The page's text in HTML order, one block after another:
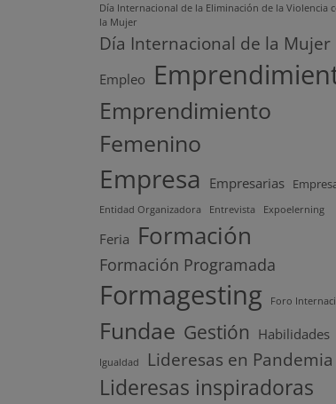
Día Internacional de la Eliminación de la Violencia
la Mujer
Día Internacional de la Mujer
Empleo
Emprendimiento
Femenino
Empresa Empresarias
Entidad Organizadora Entrevista Expoelerning
Feria Formación
Formación Programada
Formagesting Foro
Fundae Gestión Habilidades
Igualdad Lideresas en Pandemia
Lideresas inspiradoras